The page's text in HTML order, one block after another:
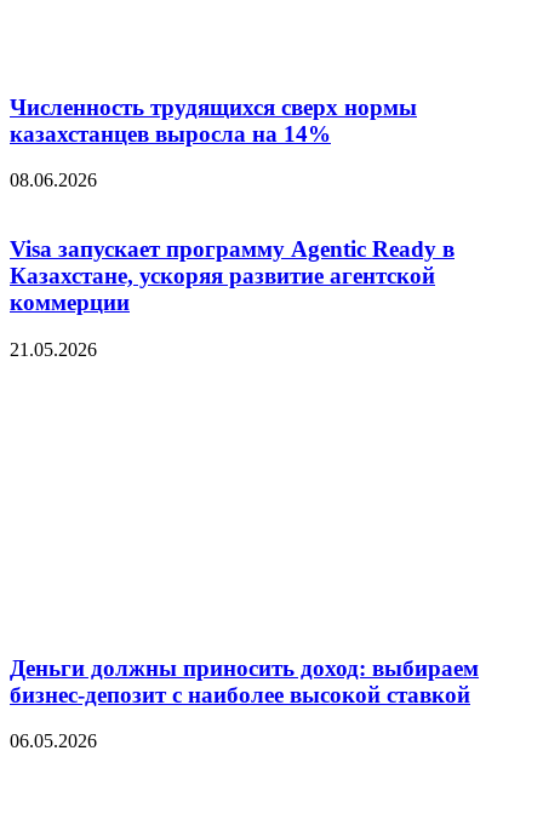
Численность трудящихся сверх нормы
казахстанцев выросла на 14%
08.06.2026
Visa запускает программу Agentic Ready в
Казахстане, ускоряя развитие агентской
коммерции
21.05.2026
Деньги должны приносить доход: выбираем
бизнес-депозит с наиболее высокой ставкой
06.05.2026